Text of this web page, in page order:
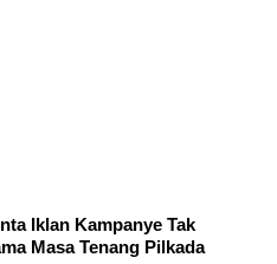
Iklan Kampanye Tak
Masa Tenang Pilkada